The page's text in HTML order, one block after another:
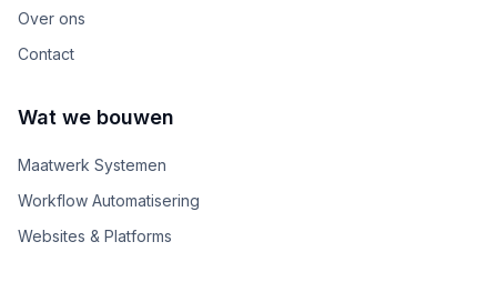
Over ons
Contact
Wat we bouwen
Maatwerk Systemen
Workflow Automatisering
Websites & Platforms